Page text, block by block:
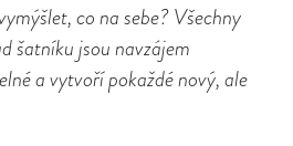
co na sebe? Všechny
šatníku jsou navzájem
a vytvoří pokaždé nový, ale